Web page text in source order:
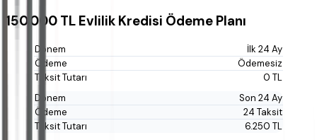
150.000 TL Evlilik Kredisi Ödeme Planı
İlk 24 Ay
Ödemesiz
0 TL
Son 24 Ay
24 Taksit
6.250 TL